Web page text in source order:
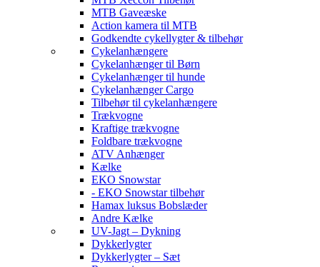
MTB Gaveæske
Action kamera til MTB
Godkendte cykellygter & tilbehør
Cykelanhængere
Cykelanhænger til Børn
Cykelanhænger til hunde
Cykelanhænger Cargo
Tilbehør til cykelanhængere
Trækvogne
Kraftige trækvogne
Foldbare trækvogne
ATV Anhænger
Kælke
EKO Snowstar
- EKO Snowstar tilbehør
Hamax luksus Bobslæder
Andre Kælke
UV-Jagt – Dykning
Dykkerlygter
Dykkerlygter – Sæt